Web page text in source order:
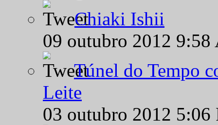
Chiaki Ishii
09 outubro 2012
Túnel do Tempo
Leite
03 outubro 2012